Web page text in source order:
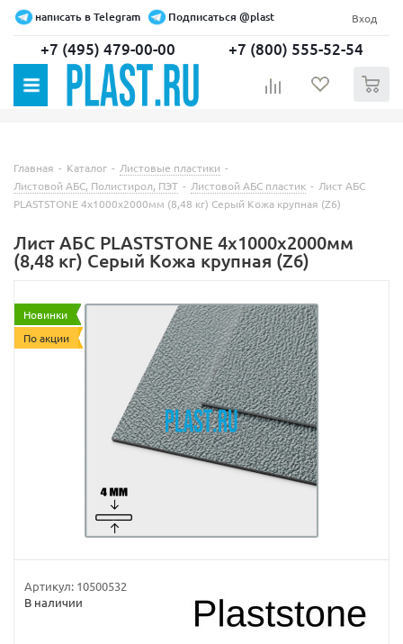
написать в Telegram Подписаться @plast Вход
+7 (495) 479-00-00 +7 (800) 555-52-54
Главная - Каталог - Листовые пластики -
Листовой АБС, Полистирол, ПЭТ - Листовой АБС пластик - Лист АБС
PLASTSTONE 4х1000х2000мм (8,48 кг) Серый Кожа крупная (Z6)
Лист АБС PLASTSTONE 4х1000х2000мм
(8,48 кг) Серый Кожа крупная (Z6)
Новинки
По акции
Артикул: 10500532
В наличии